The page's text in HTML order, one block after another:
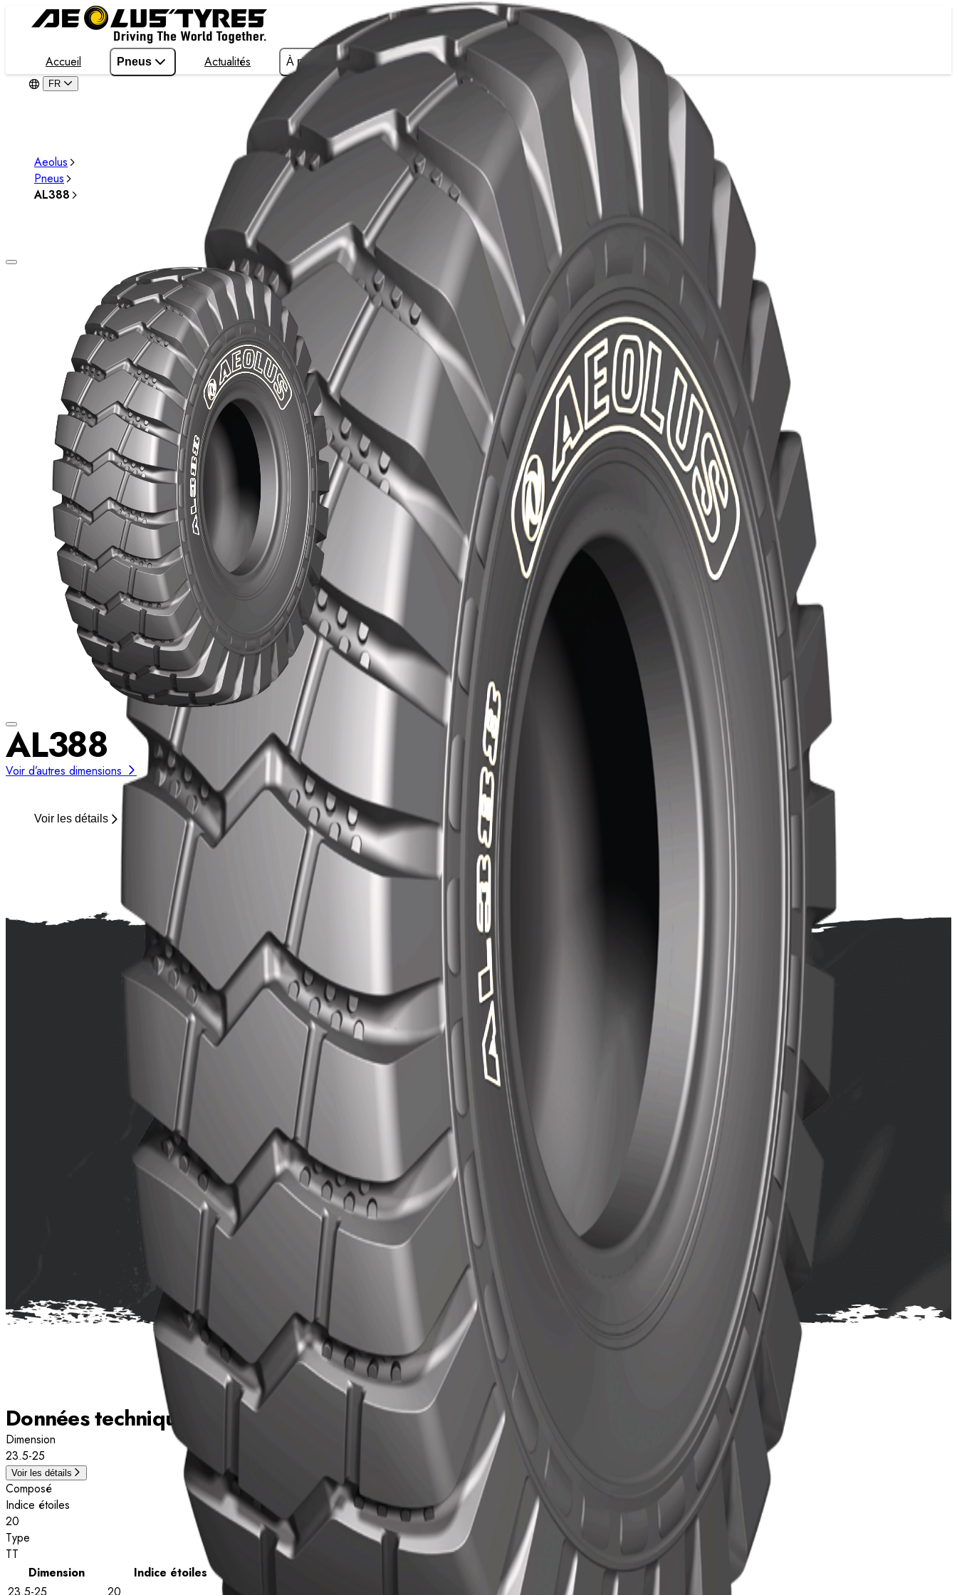
Accueil Pneus Actualités À propos Localisation Contact
FR
Aeolus
Pneus
AL388
AL388
Voir d’autres dimensions
Voir les détails
Caractéristiques
Composé de caoutchouc qui améliore la résistance aux coupures
Large application, adaptée pour diverses mines et chantiers.
Contactez-nous
Données techniques
Dimension
23.5-25
Voir les détails
Composé
Indice étoiles
20
Type
TT
Dimension
Indice étoiles